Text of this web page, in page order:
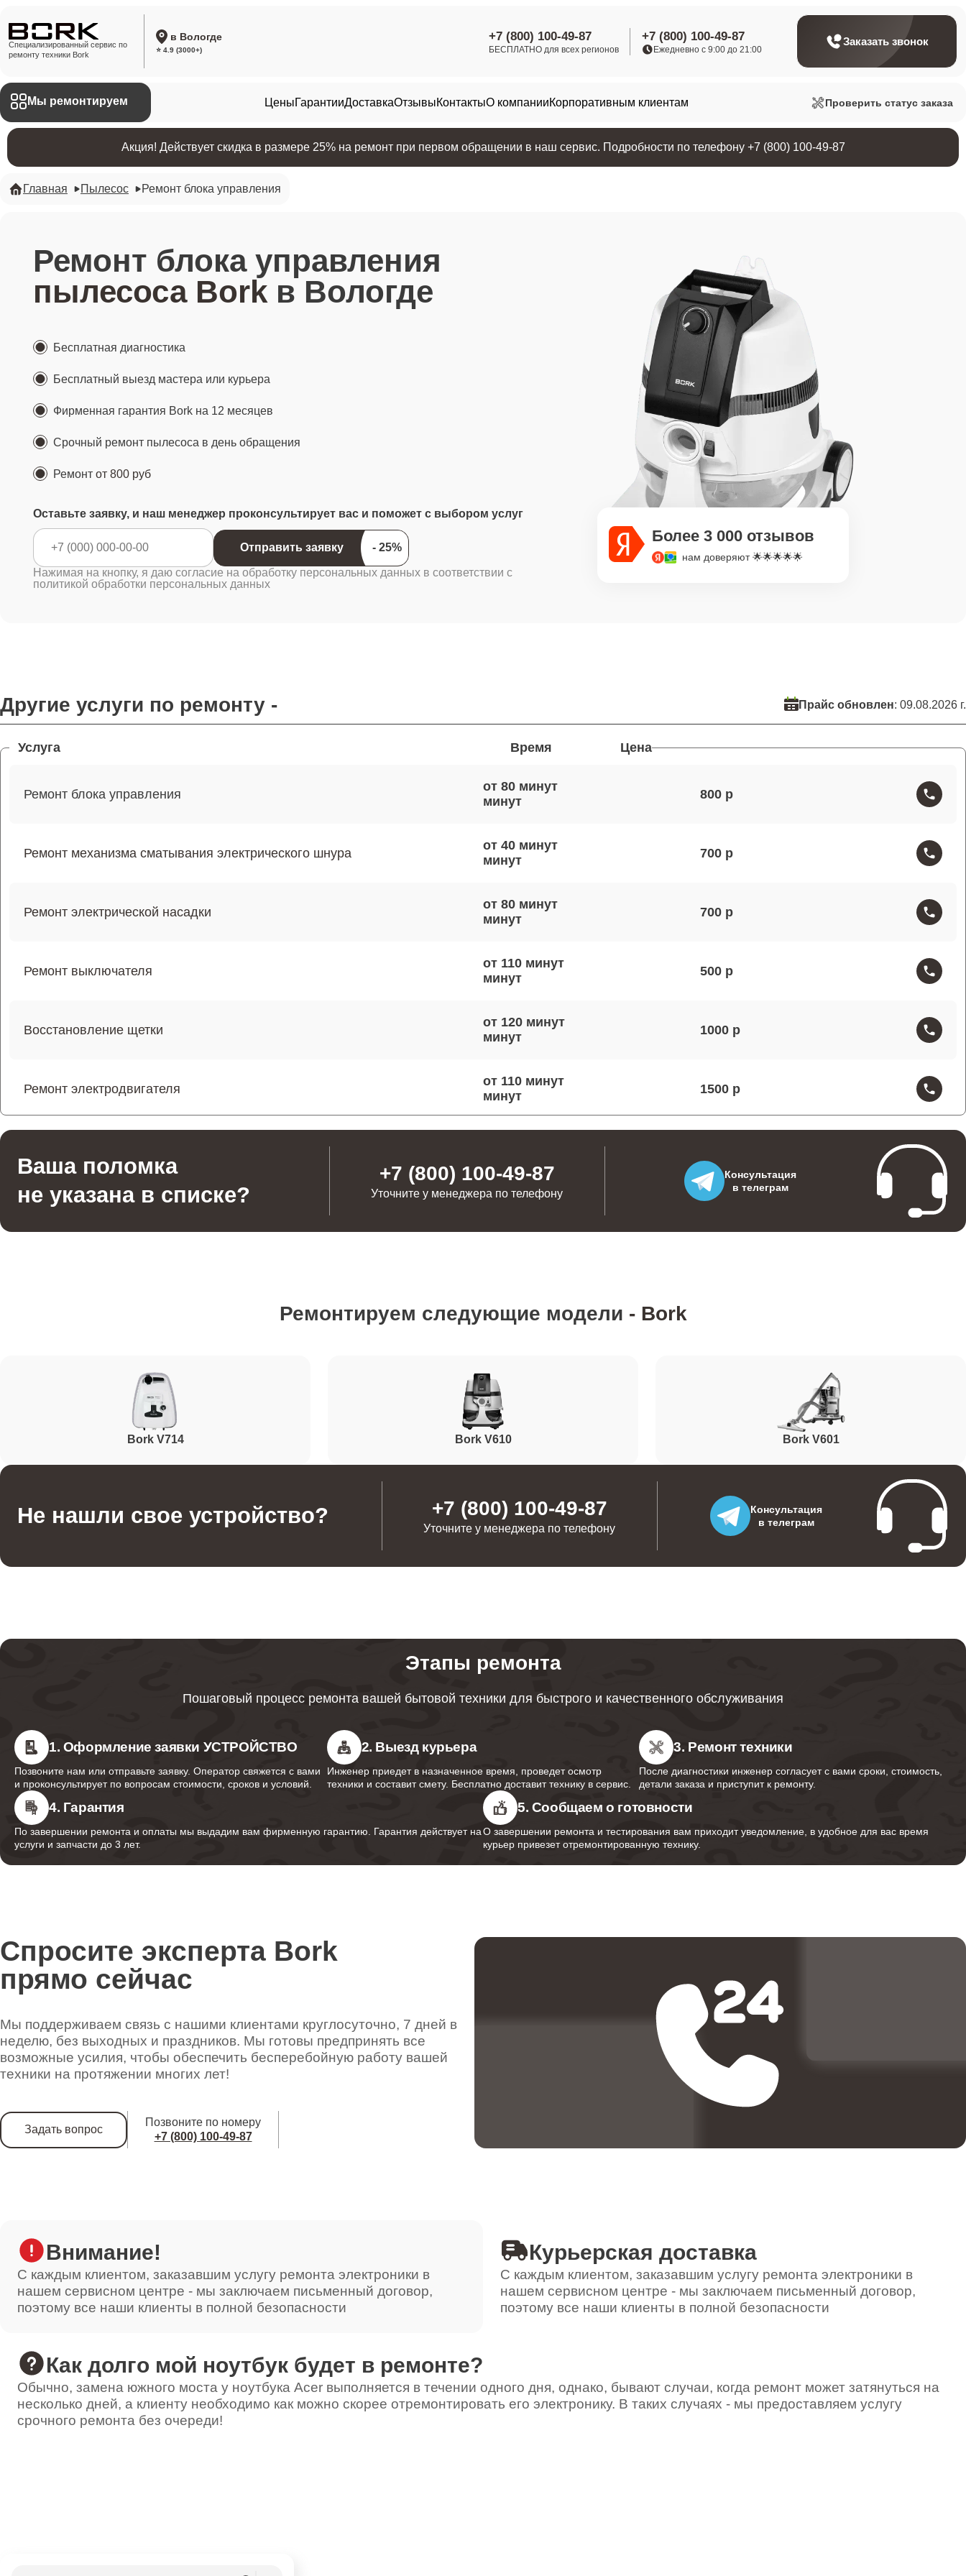
Специализированный сервис по
ремонту техники Bork
в Вологде
⭐ 4.9 (3000+)
+7 (800) 100-49-87
БЕСПЛАТНО для всех регионов
+7 (800) 100-49-87
Ежедневно с 9:00 до 21:00
Заказать звонок
Мы ремонтируем ЦеныГарантииДоставкаОтзывыКонтактыО компанииКорпоративным клиентам Проверить статус заказа
Акция! Действует скидка в размере 25% на ремонт при первом обращении в наш сервис. Подробности по телефону +7 (800) 100-49-87
Главная Пылесос Ремонт блока управления
Ремонт блока управления
пылесоса Bork в Вологде
Бесплатная диагностика
Бесплатный выезд мастера или курьера
Фирменная гарантия Bork на 12 месяцев
Срочный ремонт пылесоса в день обращения
Ремонт от 800 руб
Оставьте заявку, и наш менеджер проконсультирует вас и поможет с выбором услуг
Отправить заявку
Нажимая на кнопку, я даю согласие на обработку персональных данных в соответствии с
политикой обработки персональных данных
Более 3 000 отзывов
нам доверяют 🌟🌟🌟🌟🌟
Другие услуги по ремонту - Прайс обновлен: 09.08.2026 г.
Услуга Время Цена
Ремонт блока управления
от 80 минут
800
Ремонт механизма сматывания электрического шнура
от 40 минут
700
Ремонт электрической насадки
от 80 минут
700
Ремонт выключателя
от 110 минут
500
Восстановление щетки
от 120 минут
1000
Ремонт электродвигателя
от 110 минут
1500
Ремонт электросхемы
от 110 минут
от 120 минут
Ремонт кнопок управления
от 50 минут
Ремонт шнура питания
от 60 минут
1500
от 70 минут
Ваша поломка
не указана в списке?
+7 (800) 100-49-87
Уточните у менеджера по телефону
Консультация
в телеграм
Ремонтируем следующие модели - Bork
Bork V714 Bork V610 Bork V601
Не нашли свое устройство? +7 (800) 100-49-87
Уточните у менеджера по телефону
Консультация
в телеграм
Этапы ремонта
Пошаговый процесс ремонта вашей бытовой техники для быстрого и качественного обслуживания
1. Оформление заявки УСТРОЙСТВО
Позвоните нам или отправьте заявку. Оператор свяжется с вами
и проконсультирует по вопросам стоимости, сроков и условий.
2. Выезд курьера
Инженер приедет в назначенное время, проведет осмотр
техники и составит смету. Бесплатно доставит технику в сервис.
3. Ремонт техники
После диагностики инженер согласует с вами сроки, стоимость,
детали заказа и приступит к ремонту.
4. Гарантия
По завершении ремонта и оплаты мы выдадим вам фирменную гарантию. Гарантия действует на
услуги и запчасти до 3 лет.
5. Сообщаем о готовности
О завершении ремонта и тестирования вам приходит уведомление, в удобное для вас время
курьер привезет отремонтированную технику.
Спросите эксперта Bork
прямо сейчас
Мы поддерживаем связь с нашими клиентами круглосуточно, 7 дней в
неделю, без выходных и праздников. Мы готовы предпринять все
возможные усилия, чтобы обеспечить бесперебойную работу вашей
техники на протяжении многих лет!
Задать вопрос
Позвоните по номеру
+7 (800) 100-49-87
Внимание!
С каждым клиентом, заказавшим услугу ремонта электроники в
нашем сервисном центре - мы заключаем письменный договор,
поэтому все наши клиенты в полной безопасности
Курьерская доставка
С каждым клиентом, заказавшим услугу ремонта электроники в
нашем сервисном центре - мы заключаем письменный договор,
поэтому все наши клиенты в полной безопасности
Как долго мой ноутбук будет в ремонте?
Обычно, замена южного моста у ноутбука Acer выполняется в течении одного дня, однако, бывают случаи, когда ремонт может затянуться на
несколько дней, а клиенту необходимо как можно скорее отремонтировать его электронику. В таких случаях - мы предоставляем услугу
срочного ремонта без очереди!